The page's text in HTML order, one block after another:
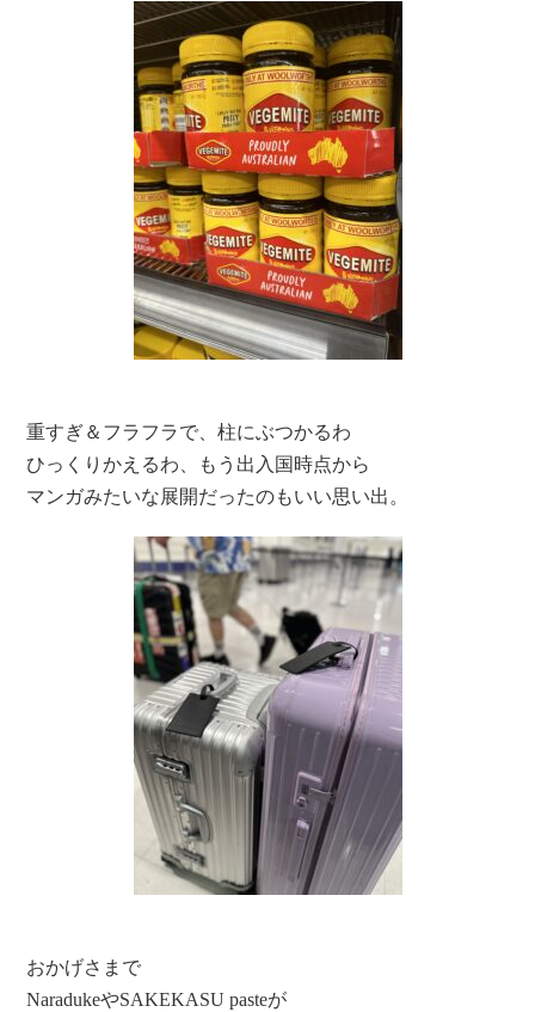
重すぎ＆フラフラで、柱にぶつかるわ
ひっくりかえるわ、もう出入国時点から
マンガみたいな展開だったのもいい思い出。
おかげさまで
NaradukeやSAKEKASU pasteが